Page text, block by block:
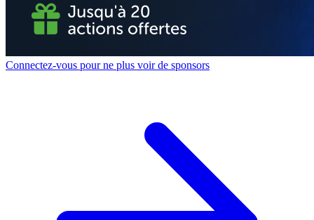
Connectez-vous pour ne plus voir de sponsors